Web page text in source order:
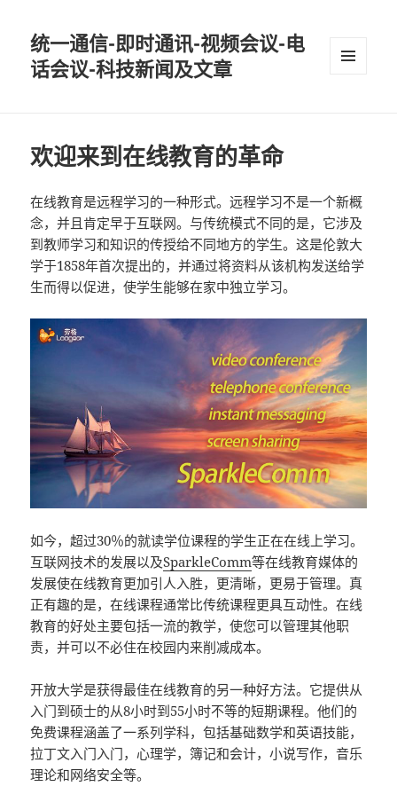
统一通信-即时通讯-视频会议-电
话会议-科技新闻及文章
欢迎来到在线教育的革命
在线教育是远程学习的一种形式。远程学习不是一个新概
念，并且肯定早于互联网。与传统模式不同的是，它涉及
到教师学习和知识的传授给不同地方的学生。这是伦敦大
学于1858年首次提出的，并通过将资料从该机构发送给学
生而得以促进，使学生能够在家中独立学习。
如今，超过30％的就读学位课程的学生正在在线上学习。
互联网技术的发展以及SparkleComm等在线教育媒体的
发展使在线教育更加引人入胜，更清晰，更易于管理。真
正有趣的是，在线课程通常比传统课程更具互动性。在线
教育的好处主要包括一流的教学，使您可以管理其他职
责，并可以不必住在校园内来削减成本。
开放大学是获得最佳在线教育的另一种好方法。它提供从
入门到硕士的从8小时到55小时不等的短期课程。他们的
免费课程涵盖了一系列学科，包括基础数学和英语技能，
拉丁文入门入门，心理学，簿记和会计，小说写作，音乐
理论和网络安全等。